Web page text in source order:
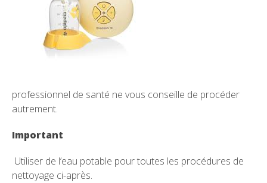
professionnel de santé ne vous conseille de procéder
autrement.
Important
Utiliser de l’eau potable pour toutes les procédures de
nettoyage ci-après.